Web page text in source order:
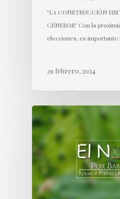
"LA CONSTRUCCIÓN
GÉNEROS" Con la
elecciones, es
29 febrero, 2024